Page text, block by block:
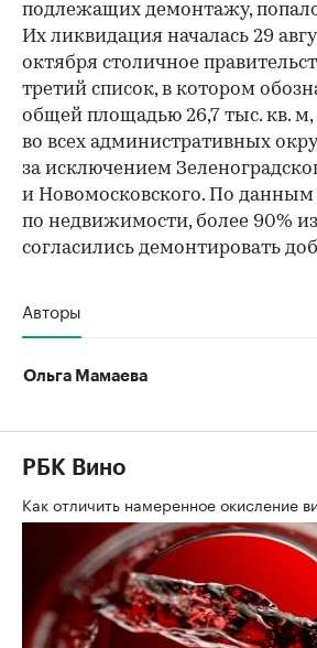
подлежащих демонтажу,
Их ликвидация началась 29
октября столичное
третий список, в котором
общей площадью 26,7 тыс. кв.
во всех административных
за исключением
и Новомосковского. По данным
по недвижимости, более 90%
согласились демонтировать
Авторы
Ольга Мамаева
РБК Вино
Как отличить намеренное окисление